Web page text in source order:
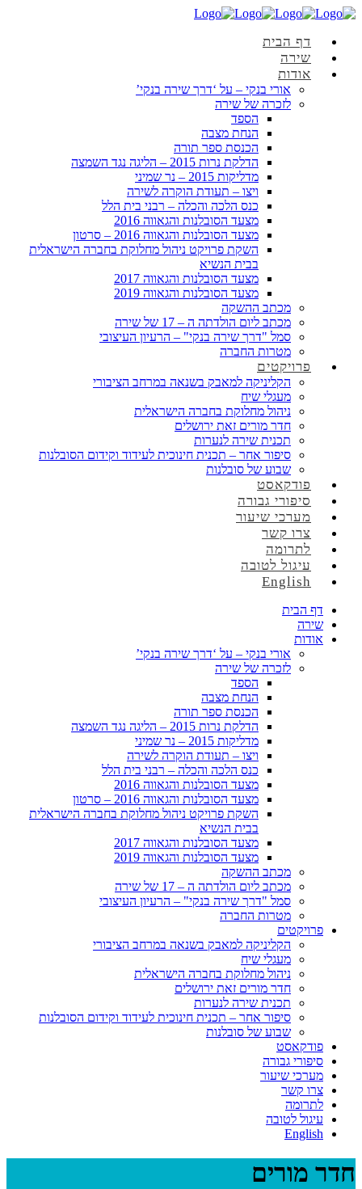
דף הבית
שירה
אודות
אורי בנקי – על ‘דרך שירה בנקי’
לזכרה של שירה
הספד
הנחת מצבה
הכנסת ספר תורה
הדלקת נרות 2015 – הליגה נגד השמצה
מדליקות 2015 – נר שמיני
ויצו – תעודת הוקרה לשירה
כנס הלכה והכלה – רבני בית הלל
מצעד הסובלנות והגאווה 2016
מצעד הסובלנות והגאווה 2016 – סרטון
השקת פרויקט ניהול מחלוקת בחברה הישראלית
בבית הנשיא
מצעד הסובלנות והגאווה 2017
מצעד הסובלנות והגאווה 2019
מכתב ההשקה
מכתב ליום הולדתה ה – 17 של שירה
סמל "דרך שירה בנקי" – הרעיון העיצובי
מטרות החברה
פרויקטים
הקליניקה למאבק בשנאה במרחב הציבורי
מעגלי שיח
ניהול מחלוקת בחברה הישראלית
חדר מורים זאת ירושלים
תכנית שירה לנערות
סיפור אחר – תכנית חינוכית לעידוד וקידום הסובלנות
שבוע של סובלנות
פודקאסט
סיפורי גבורה
מערכי שיעור
צרו קשר
לתרומה
עיגול לטובה
English
דף הבית
שירה
אודות
אורי בנקי – על ‘דרך שירה בנקי’
לזכרה של שירה
הספד
הנחת מצבה
הכנסת ספר תורה
הדלקת נרות 2015 – הליגה נגד השמצה
מדליקות 2015 – נר שמיני
ויצו – תעודת הוקרה לשירה
כנס הלכה והכלה – רבני בית הלל
מצעד הסובלנות והגאווה 2016
מצעד הסובלנות והגאווה 2016 – סרטון
השקת פרויקט ניהול מחלוקת בחברה הישראלית
בבית הנשיא
מצעד הסובלנות והגאווה 2017
מצעד הסובלנות והגאווה 2019
מכתב ההשקה
מכתב ליום הולדתה ה – 17 של שירה
סמל "דרך שירה בנקי" – הרעיון העיצובי
מטרות החברה
פרויקטים
הקליניקה למאבק בשנאה במרחב הציבורי
מעגלי שיח
ניהול מחלוקת בחברה הישראלית
חדר מורים זאת ירושלים
תכנית שירה לנערות
סיפור אחר – תכנית חינוכית לעידוד וקידום הסובלנות
שבוע של סובלנות
פודקאסט
סיפורי גבורה
מערכי שיעור
צרו קשר
לתרומה
עיגול לטובה
English
חדר מורים